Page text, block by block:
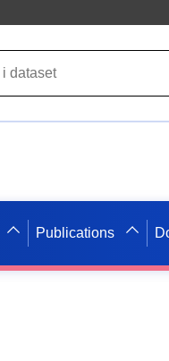
Publications